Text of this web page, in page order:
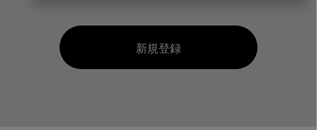
新規登録